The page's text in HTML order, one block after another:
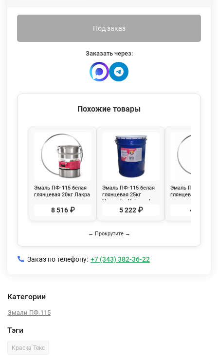
Под заказ
Заказать через:
Похожие товары
Эмаль ПФ-115 белая
глянцевая 20кг Лакра
8 516 ₽
Эмаль ПФ-115 белая
глянцевая 25кг
Novocolor Universal
5 222 ₽
Эмаль ПФ-115
глянцевая 0,9кг
482 ₽
← Прокрутите →
Заказ по телефону: +7 (343) 382-36-22
Категории
Эмали ПФ-115
Тэги
Краска Текс